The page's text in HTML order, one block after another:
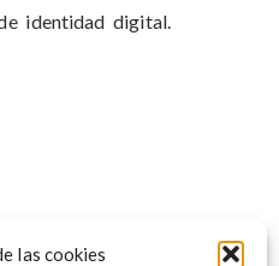
las cookies
identidad digital.